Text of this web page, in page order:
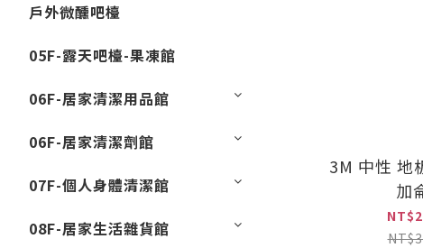
戶外微醺吧檯
05F-露天吧檯-果凍館
06F-居家清潔用品館
06F-居家清潔劑館
07F-個人身體清潔館
08F-居家生活雜貨館
3M 中性 地
加